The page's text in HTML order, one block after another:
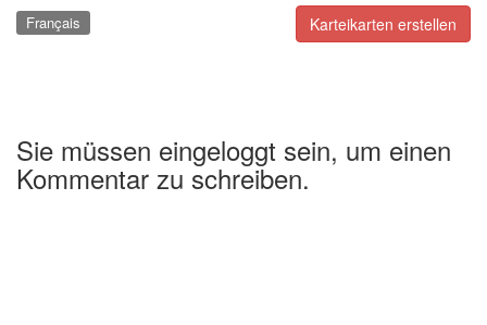
Karteikarten erstellen
Français
Sie müssen eingeloggt sein, um einen
Kommentar zu schreiben.